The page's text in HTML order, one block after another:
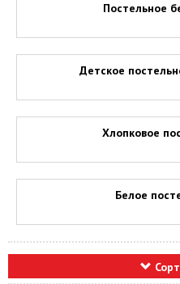
Постельное
Детское
Хлопковое
Белое